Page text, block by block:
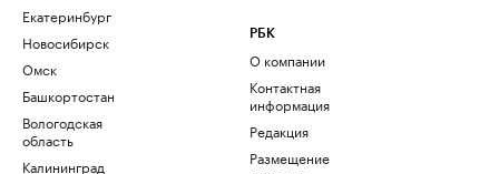
Екатеринбург
Новосибирск
Омск
Башкортостан
Вологодская
область
Калининград
РБК
О компании
Контактная
информация
Редакция
Размещение